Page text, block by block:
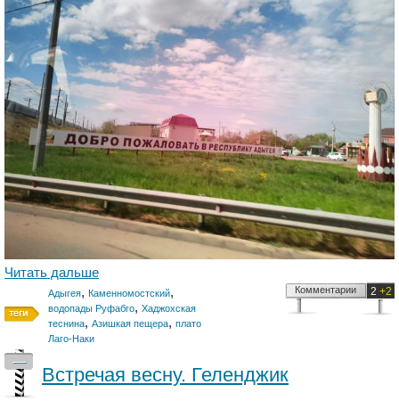
Читать дальше
Адыгея, Каменномостский,
водопады Руфабго, Хаджохская
теснина, Азишкая пещера, плато
Лаго-Наки
2 +2
Комментарии
—
Встречая весну. Геленджик